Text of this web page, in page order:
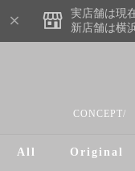
実店舗は現
新店舗は横
CONCEPT/
All Original